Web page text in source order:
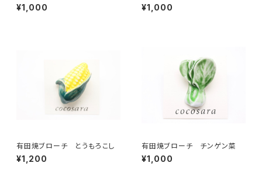
¥1,000 ¥1,000
有田焼ブローチ とうもろこし
¥1,200
有田焼ブローチ チンゲン菜
¥1,000